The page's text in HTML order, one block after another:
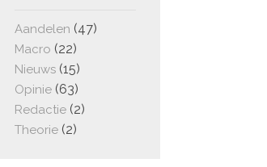
Aandelen (47)
Macro (22)
Nieuws (15)
Opinie (63)
Redactie (2)
Theorie (2)